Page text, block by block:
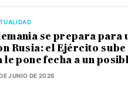
se prepara para
Rusia: el Ejército
le pone fecha a un
JUNIO DE 2026